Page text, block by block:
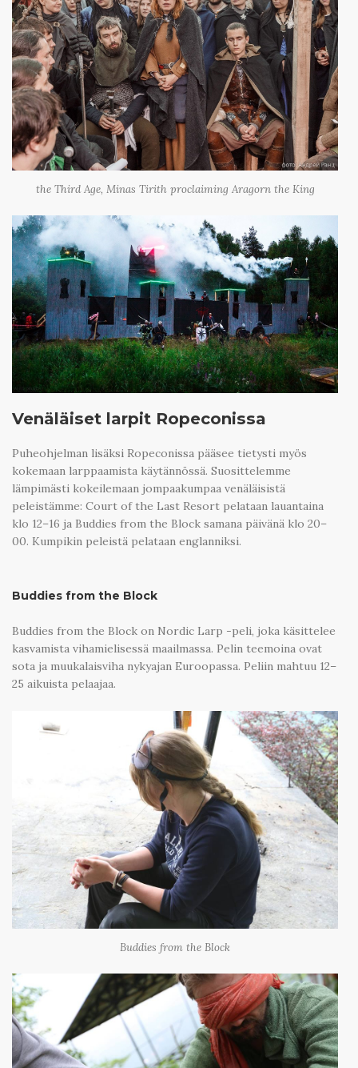
the Third Age, Minas Tirith proclaiming Aragorn the King
Venäläiset larpit Ropeconissa
Puheohjelman lisäksi Ropeconissa pääsee tietysti myös
kokemaan larppaamista käytännössä. Suosittelemme
lämpimästi kokeilemaan jompaakumpaa venäläisistä
peleistämme: Court of the Last Resort pelataan lauantaina
klo 12–16 ja Buddies from the Block samana päivänä klo 20–
00. Kumpikin peleistä pelataan englanniksi.
Buddies from the Block
Buddies from the Block on Nordic Larp -peli, joka käsittelee
kasvamista vihamielisessä maailmassa. Pelin teemoina ovat
sota ja muukalaisviha nykyajan Euroopassa. Peliin mahtuu 12–
25 aikuista pelaajaa.
Buddies from the Block